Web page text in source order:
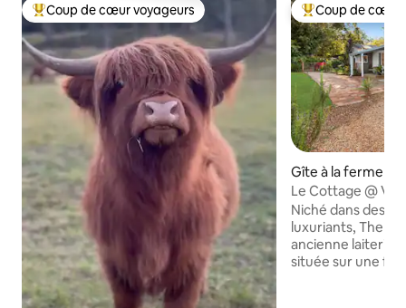
Coups de cœur voyageurs les plus appréciés
Coup de cœur voyageurs Coups de cœur
Coup de cœur
Gîte à la ferme ⋅
Le Cottage @
Niché dans des
luxuriants, The
ancienne laiterie
située sur une